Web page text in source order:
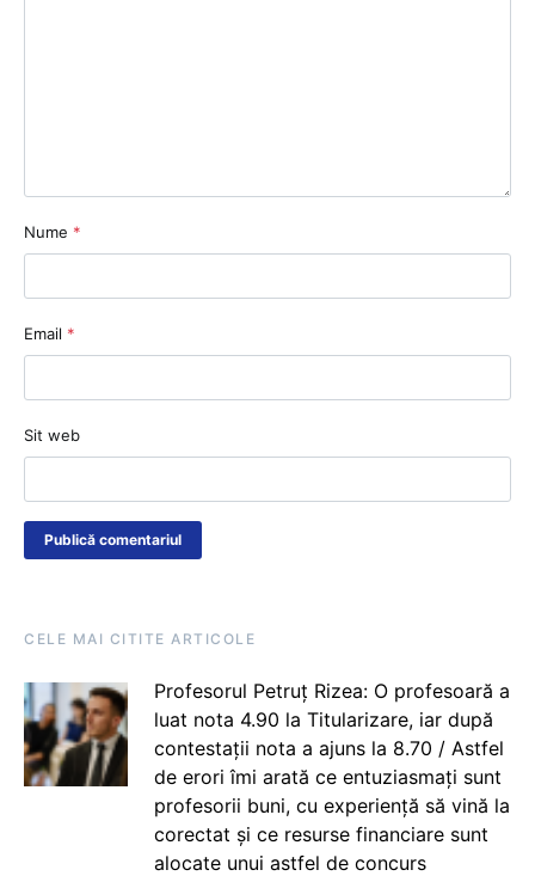
Nume *
Email *
Sit web
CELE MAI CITITE ARTICOLE
Profesorul Petruț Rizea: O profesoară a
luat nota 4.90 la Titularizare, iar după
contestații nota a ajuns la 8.70 / Astfel
de erori îmi arată ce entuziasmați sunt
profesorii buni, cu experiență să vină la
corectat și ce resurse financiare sunt
alocate unui astfel de concurs